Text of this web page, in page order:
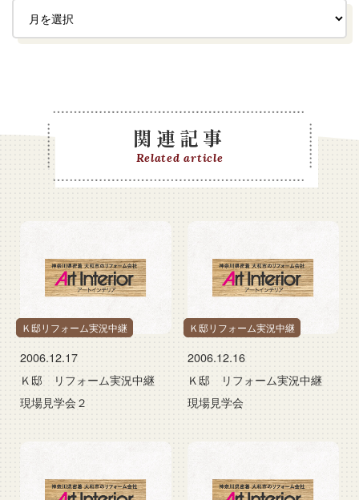
関連記事
Related article
Ｋ邸リフォーム実況中継
2006.12.17
Ｋ邸 リフォーム実況中継
現場見学会２
Ｋ邸リフォーム実況中継
2006.12.16
Ｋ邸 リフォーム実況中継
現場見学会